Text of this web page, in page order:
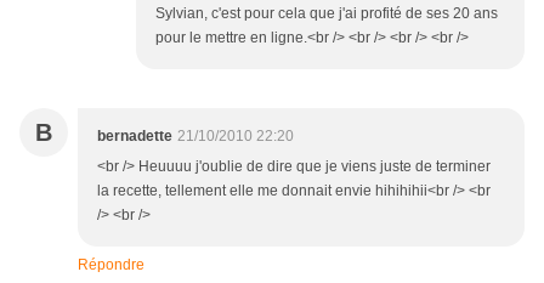
Sylvian, c'est pour cela que j'ai profité de ses 20 ans
pour le mettre en ligne.<br /> <br /> <br /> <br />
B bernadette 21/10/2010 22:20
<br /> Heuuuu j'oublie de dire que je viens juste de terminer
la recette, tellement elle me donnait envie hihihihii<br /> <br
/> <br />
Répondre